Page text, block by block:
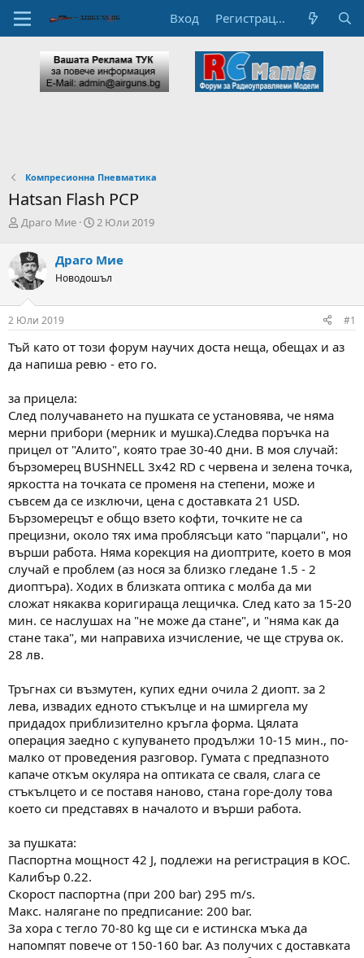
Вход Регистрация
Компресионна Пневматика
Hatsan Flash PCP
А
т
о
р
н
а
т
м
а
а
Драго Мие
Н
а
л
а
т
а
2 Юли 2019
Драго Мие
Новодошъл
2 Юли 2019 #1
Тъй като от този форум научих доста неща, обещах и аз
да напиша ревю - ето го.
за прицела:
След получаването на пушката се установява, че няма
мерни прибори (мерник и мушка).Следва поръчка на
прицел от "Алито", която трае 30-40 дни. В моя случай:
бързомерец BUSHNELL 3х42 RD с червена и зелена точка,
яркостта на точката се променя на степени, може и
съвсем да се изключи, цена с доставката 21 USD.
Бързомерецът е общо взето кофти, точките не са
прецизни, около тях има проблясъци като "парцали", но
върши работа. Няма корекция на диоптрите, което в моя
случай е проблем (аз нося за близко гледане 1.5 - 2
диоптъра). Ходих в близката оптика с молба да ми
сложат някаква коригираща лещичка. След като за 15-20
мин. се наслушах на "не може да стане", и "няма как да
стане така", ми направиха изчисление, че ще струва ок.
28 лв.
Тръгнах си възмутен, купих едни очила 2 диопт. за 2
лева, извадих едното стъкълце и на шмиргела му
придадох приблизително кръгла форма. Цялата
операция заедно с купуването продължи 10-15 мин., по-
малко от проведения разговор. Гумата с предпазното
капаче откъм окуляра на оптиката се сваля, слага се
стъкълцето и се поставя наново, стана горе-долу това
което си представях в началото и върши работа.
за пушката:
Паспортна мощност 42 J, подлежи на регистрация в КОС.
Калибър 0.22.
Скорост паспортна (при 200 bar) 295 m/s.
Макс. налягане по предписание: 200 bar.
За хора с тегло 70-80 kg ще си е истинска мъка да
напомпят повече от 150-160 bar. Аз получих с доставката